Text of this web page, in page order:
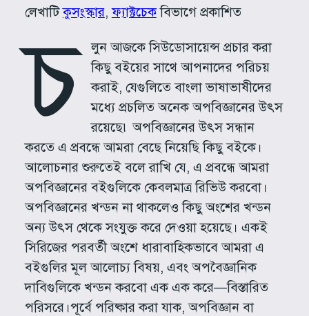
লেখাটিকুসংস্কার, ফ্যাক্টচেকবিভাগে প্রকাশিত
চ
লুন আজকে সিউডোসায়েন্স প্রচার করা
কিছু বইয়ের সাথে আপনাদের পরিচয়
করাই, যেগুলিতে বাংলা ভাষাভাষীদের
মধ্যে প্রচলিত অনেক অপবিজ্ঞানের উৎস
রয়েছে৷ অপবিজ্ঞানের উৎস সন্ধান
করতে এ প্রবন্ধে আমরা বেছে নিয়েছি কিছু বইকে।
আলোচনার শুরুতেই বলে রাখি যে, এ প্রবন্ধে আমরা
অপবিজ্ঞানের বইগুলিকে কেবলমাত্র রিভিউ করবো।
অপবিজ্ঞানের খন্ডন না থাকলেও কিছু অংশের খন্ডন
অন্য উৎস থেকে সংযুক্ত করে দেওয়া হয়েছে। একই
সিরিজের পরবর্তী অংশে ধারাবাহিকভাবে আমরা এ
বইগুলির মূল আলোচ্য বিষয়, এবং অপবৈজ্ঞানিক
দাবিগুলিকে খন্ডন করবো এক এক করে—বিস্তারিত
পরিসরে।পূর্বে পরিষ্কার করা যাক, অপবিজ্ঞান বা